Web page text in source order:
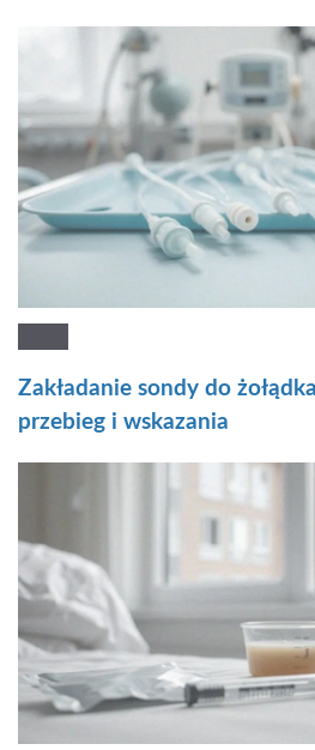
Zakładanie sondy do
przebieg i wskazania